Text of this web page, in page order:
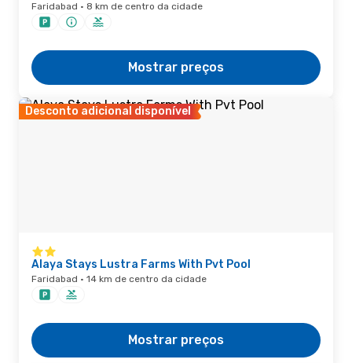
Faridabad · 8 km de centro da cidade
Mostrar preços
Desconto adicional disponível
Alaya Stays Lustra Farms With Pvt Pool
Faridabad · 14 km de centro da cidade
Mostrar preços